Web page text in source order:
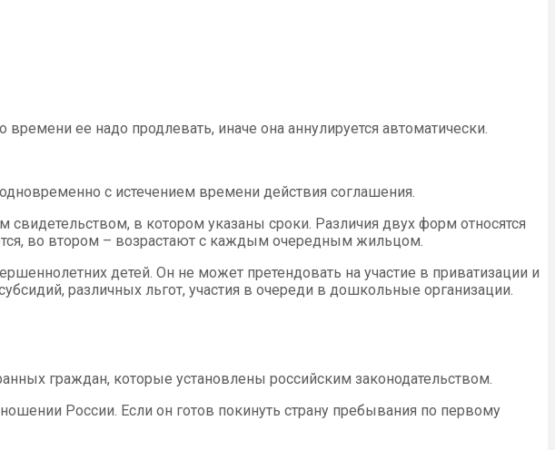
ее надо продлевать, иначе она аннулируется автоматически.
с истечением времени действия соглашения.
в котором указаны сроки. Различия двух форм относятся
во втором – возрастают с каждым очередным жильцом.
детей. Он не может претендовать на участие в приватизации и
различных льгот, участия в очереди в дошкольные организации.
граждан, которые установлены российским законодательством.
России. Если он готов покинуть страну пребывания по первому